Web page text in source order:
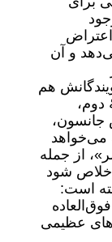
و آن
هم
دوم،
جانسون،
می‌خواهد
از جمله
خلاص شود
است:
عظیمی